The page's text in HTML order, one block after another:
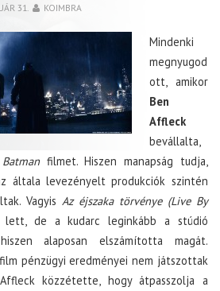
31. KOIMBRA
Mindenki
megnyugod
ott, amikor
Ben
Affleck
bevállalta,
Batmanfilmet. Hiszen manapság tudja,
általa levezényelt produkciók szintén
Vagyis Az éjszaka törvénye (Live By
lett, de a kudarc leginkább a stúdió
alaposan elszámította magát.
pénzügyi eredményei nem játszottak
közzétette, hogy átpasszolja a